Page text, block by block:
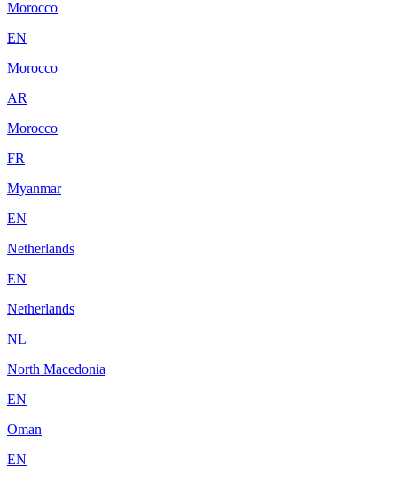
Morocco
EN
Morocco
AR
Morocco
FR
Myanmar
EN
Netherlands
EN
Netherlands
NL
North Macedonia
EN
Oman
EN